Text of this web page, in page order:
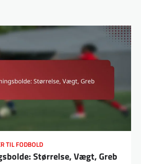
TIL FODBOLD
Størrelse, Vægt, Greb